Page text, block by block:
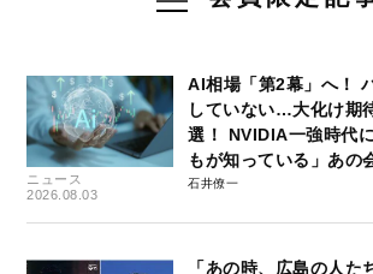
ニュース
2026.08.03
AI相場「第2幕」へ！
していない…大化け期
選！ NVIDIA一強時代
もが知っている」あの
石井僚一
「あの時、広島の人た